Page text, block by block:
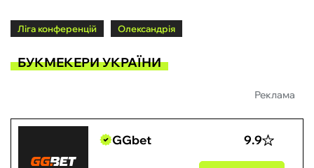
Ліга конференцій Олександрія
БУКМЕКЕРИ УКРАЇНИ
Реклама
GGbet 9.9